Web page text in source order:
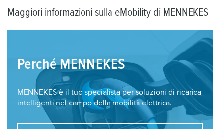
Maggiori informazioni sulla eMobility di MENNEKES
Perché MENNEKES
MENNEKES è il tuo specialista per soluzioni di ricarica
intelligenti nel campo della mobilità elettrica.